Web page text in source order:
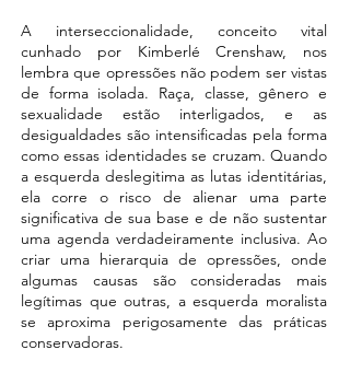
A interseccionalidade, conceito vital
cunhado por Kimberlé Crenshaw, nos
lembra que opressões não podem ser vistas
de forma isolada. Raça, classe, gênero e
sexualidade estão interligados, e as
desigualdades são intensificadas pela forma
como essas identidades se cruzam. Quando
a esquerda deslegitima as lutas identitárias,
ela corre o risco de alienar uma parte
significativa de sua base e de não sustentar
uma agenda verdadeiramente inclusiva. Ao
criar uma hierarquia de opressões, onde
algumas causas são consideradas mais
legítimas que outras, a esquerda moralista
se aproxima perigosamente das práticas
conservadoras.